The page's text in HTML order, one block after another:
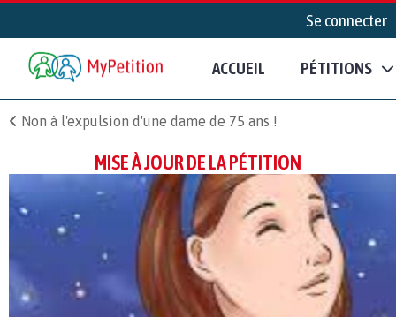
Se connecter
ACCUEIL PÉTITIONS
Non à l'expulsion d'une dame de 75 ans !
MISE À JOUR DE LA PÉTITION